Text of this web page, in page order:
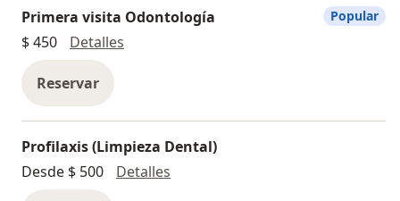
Primera visita Odontología
$ 450
Detalles
Reservar
Popular
Profilaxis (Limpieza Dental)
Desde $ 500
Detalles